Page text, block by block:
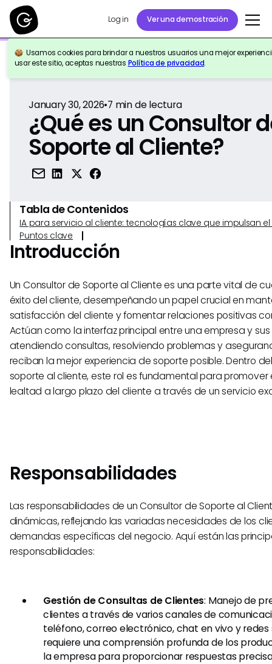
Log in Ver una demostración
Usamos cookies para brindar a nuestros usuarios una mejor
usar este sitio, aceptas nuestras Política de privacidad.
Volver a la Referencia
January 30, 2026•7 min de lectura
¿Qué es un Consultor
Soporte al Cliente?
Tabla de Contenidos
IA para servicio al cliente: tecnologías clave que impulsan
Puntos clave
Introducción
Un Consultor de Soporte al Cliente es una parte vital de
éxito del cliente, desempeñando un papel crucial en
satisfacción del cliente y fomentar relaciones positivas
Actúan como la interfaz principal entre una empresa y sus
atendiendo consultas, resolviendo problemas y
reciban la mejor experiencia de soporte posible. Dentro
soporte al cliente, este rol es fundamental para promover
lealtad a largo plazo del cliente a través de un servicio
Responsabilidades
Las responsabilidades de un Consultor de Soporte al
dinámicas, reflejando las variadas necesidades de los
demandas específicas del negocio. Aquí están las
responsabilidades:
Gestión de Consultas de Clientes: Manejo de
clientes a través de varios canales de
teléfono, correo electrónico, chat en vivo y redes
requiere una comprensión profunda de los
la empresa para proporcionar respuestas